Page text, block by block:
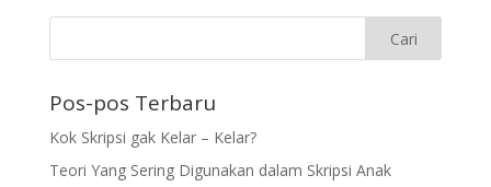
Pos-pos Terbaru
Kok Skripsi gak Kelar – Kelar?
Teori Yang Sering Digunakan dalam Skripsi Anak